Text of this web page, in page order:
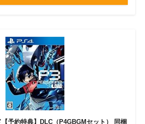
予約特典】DLC（P4GBGMセット） 同梱